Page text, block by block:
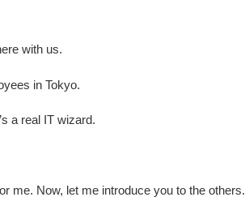
with us.
in Tokyo.
a real IT wizard.
me. Now, let me introduce you to the others.